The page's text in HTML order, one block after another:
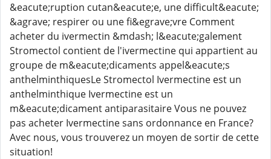
&eacute;ruption cutan&eacute;e, une difficult&eacute;
&agrave; respirer ou une fi&egrave;vre Comment
acheter du ivermectin &mdash; l&eacute;galement
Stromectol contient de l'ivermectine qui appartient au
groupe de m&eacute;dicaments appel&eacute;s
anthelminthiquesLe Stromectol Ivermectine est un
anthelminthique Ivermectine est un
m&eacute;dicament antiparasitaire Vous ne pouvez
pas acheter Ivermectine sans ordonnance en France?
Avec nous, vous trouverez un moyen de sortir de cette
situation!